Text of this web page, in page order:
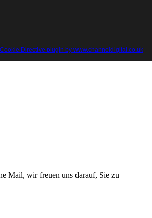
Mail, wir freuen uns darauf, Sie zu